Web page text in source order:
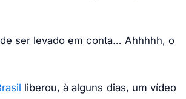
ser levado em conta… Ahhhhh, o
liberou, à alguns dias, um vídeo